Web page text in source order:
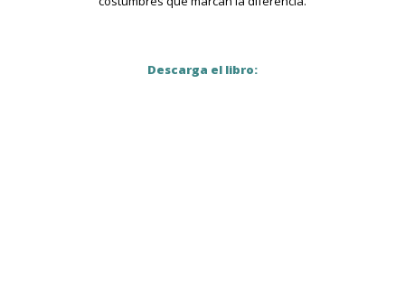
Descarga el libro: